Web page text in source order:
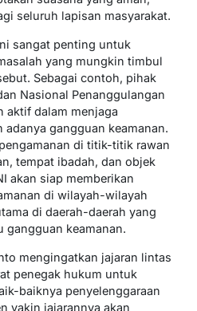
seluruh lapisan masyarakat.
sangat penting untuk
yang mungkin timbul
Sebagai contoh, pihak
Nasional Penanggulangan
aktif dalam menjaga
adanya gangguan keamanan.
di titik-titik rawan
tempat ibadah, dan objek
akan siap memberikan
di wilayah-wilayah
di daerah-daerah yang
gangguan keamanan.
mengingatkan jajaran lintas
penegak hukum untuk
baiknya penyelenggaraan
yakin jajarannya akan